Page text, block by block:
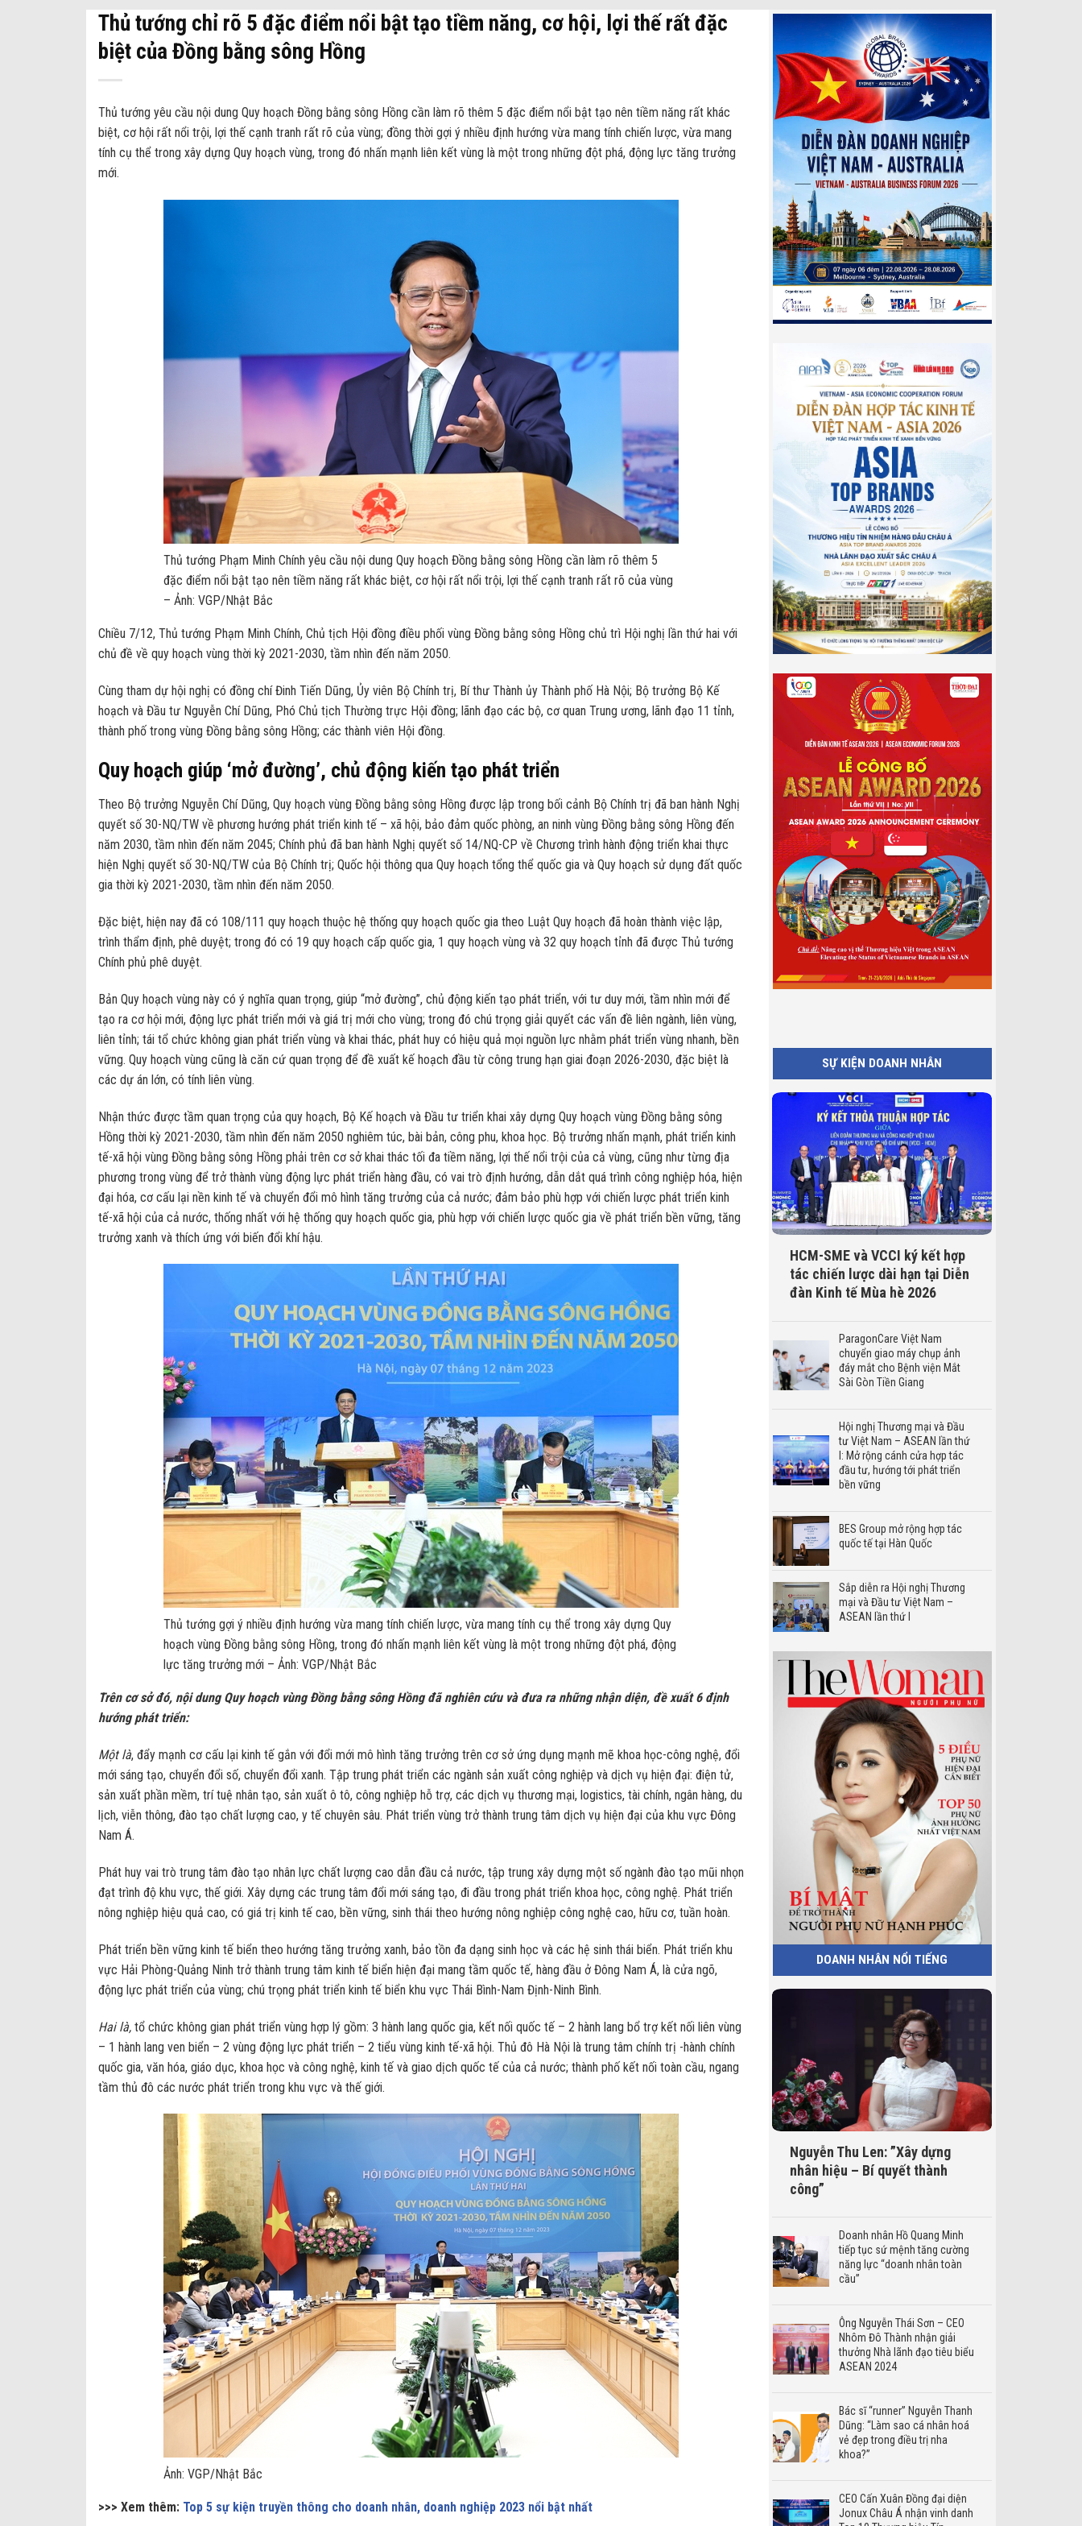
Thủ tướng chỉ rõ 5 đặc điểm nổi bật tạo tiềm năng, cơ hội, lợi thế rất đặc
biệt của Đồng bằng sông Hồng
Thủ tướng yêu cầu nội dung Quy hoạch Đồng bằng sông Hồng cần làm rõ thêm 5 đặc điểm nổi bật tạo nên tiềm năng rất khác
biệt, cơ hội rất nổi trội, lợi thế cạnh tranh rất rõ của vùng; đồng thời gợi ý nhiều định hướng vừa mang tính chiến lược, vừa mang
tính cụ thể trong xây dựng Quy hoạch vùng, trong đó nhấn mạnh liên kết vùng là một trong những đột phá, động lực tăng trưởng
mới.
Thủ tướng Phạm Minh Chính yêu cầu nội dung Quy hoạch Đồng bằng sông Hồng cần làm rõ thêm 5
đặc điểm nổi bật tạo nên tiềm năng rất khác biệt, cơ hội rất nổi trội, lợi thế cạnh tranh rất rõ của vùng
– Ảnh: VGP/Nhật Bắc
Chiều 7/12, Thủ tướng Phạm Minh Chính, Chủ tịch Hội đồng điều phối vùng Đồng bằng sông Hồng chủ trì Hội nghị lần thứ hai với
chủ đề về quy hoạch vùng thời kỳ 2021-2030, tầm nhìn đến năm 2050.
Cùng tham dự hội nghị có đồng chí Đinh Tiến Dũng, Ủy viên Bộ Chính trị, Bí thư Thành ủy Thành phố Hà Nội; Bộ trưởng Bộ Kế
hoạch và Đầu tư Nguyễn Chí Dũng, Phó Chủ tịch Thường trực Hội đồng; lãnh đạo các bộ, cơ quan Trung ương, lãnh đạo 11 tỉnh,
thành phố trong vùng Đồng bằng sông Hồng; các thành viên Hội đồng.
Quy hoạch giúp ‘mở đường’, chủ động kiến tạo phát triển
Theo Bộ trưởng Nguyễn Chí Dũng, Quy hoạch vùng Đồng bằng sông Hồng được lập trong bối cảnh Bộ Chính trị đã ban hành Nghị
quyết số 30-NQ/TW về phương hướng phát triển kinh tế – xã hội, bảo đảm quốc phòng, an ninh vùng Đồng bằng sông Hồng đến
năm 2030, tầm nhìn đến năm 2045; Chính phủ đã ban hành Nghị quyết số 14/NQ-CP về Chương trình hành động triển khai thực
hiện Nghị quyết số 30-NQ/TW của Bộ Chính trị; Quốc hội thông qua Quy hoạch tổng thể quốc gia và Quy hoạch sử dụng đất quốc
gia thời kỳ 2021-2030, tầm nhìn đến năm 2050.
Đặc biệt, hiện nay đã có 108/111 quy hoạch thuộc hệ thống quy hoạch quốc gia theo Luật Quy hoạch đã hoàn thành việc lập,
trình thẩm định, phê duyệt; trong đó có 19 quy hoạch cấp quốc gia, 1 quy hoạch vùng và 32 quy hoạch tỉnh đã được Thủ tướng
Chính phủ phê duyệt.
Bản Quy hoạch vùng này có ý nghĩa quan trọng, giúp “mở đường”, chủ động kiến tạo phát triển, với tư duy mới, tầm nhìn mới để
tạo ra cơ hội mới, động lực phát triển mới và giá trị mới cho vùng; trong đó chú trọng giải quyết các vấn đề liên ngành, liên vùng,
liên tỉnh; tái tổ chức không gian phát triển vùng và khai thác, phát huy có hiệu quả mọi nguồn lực nhằm phát triển vùng nhanh, bền
vững. Quy hoạch vùng cũng là căn cứ quan trọng để đề xuất kế hoạch đầu từ công trung hạn giai đoạn 2026-2030, đặc biệt là
các dự án lớn, có tính liên vùng.
Nhận thức được tầm quan trọng của quy hoạch, Bộ Kế hoạch và Đầu tư triển khai xây dựng Quy hoạch vùng Đồng bằng sông
Hồng thời kỳ 2021-2030, tầm nhìn đến năm 2050 nghiêm túc, bài bản, công phu, khoa học. Bộ trưởng nhấn mạnh, phát triển kinh
tế-xã hội vùng Đồng bằng sông Hồng phải trên cơ sở khai thác tối đa tiềm năng, lợi thế nổi trội của cả vùng, cũng như từng địa
phương trong vùng để trở thành vùng động lực phát triển hàng đầu, có vai trò định hướng, dẫn dắt quá trình công nghiệp hóa, hiện
đại hóa, cơ cấu lại nền kinh tế và chuyển đổi mô hình tăng trưởng của cả nước; đảm bảo phù hợp với chiến lược phát triển kinh
tế-xã hội của cả nước, thống nhất với hệ thống quy hoạch quốc gia, phù hợp với chiến lược quốc gia về phát triển bền vững, tăng
trưởng xanh và thích ứng với biến đổi khí hậu.
Thủ tướng gợi ý nhiều định hướng vừa mang tính chiến lược, vừa mang tính cụ thể trong xây dựng Quy
hoạch vùng Đồng bằng sông Hồng, trong đó nhấn mạnh liên kết vùng là một trong những đột phá, động
lực tăng trưởng mới – Ảnh: VGP/Nhật Bắc
Trên cơ sở đó, nội dung Quy hoạch vùng Đồng bằng sông Hồng đã nghiên cứu và đưa ra những nhận diện, đề xuất 6 định
hướng phát triển:
Một là, đẩy mạnh cơ cấu lại kinh tế gắn với đổi mới mô hình tăng trưởng trên cơ sở ứng dụng mạnh mẽ khoa học-công nghệ, đổi
mới sáng tạo, chuyển đổi số, chuyển đổi xanh. Tập trung phát triển các ngành sản xuất công nghiệp và dịch vụ hiện đại: điện tử,
sản xuất phần mềm, trí tuệ nhân tạo, sản xuất ô tô, công nghiệp hỗ trợ, các dịch vụ thương mại, logistics, tài chính, ngân hàng, du
lịch, viễn thông, đào tạo chất lượng cao, y tế chuyên sâu. Phát triển vùng trở thành trung tâm dịch vụ hiện đại của khu vực Đông
Nam Á.
Phát huy vai trò trung tâm đào tạo nhân lực chất lượng cao dẫn đầu cả nước, tập trung xây dựng một số ngành đào tạo mũi nhọn
đạt trình độ khu vực, thế giới. Xây dựng các trung tâm đổi mới sáng tạo, đi đầu trong phát triển khoa học, công nghệ. Phát triển
nông nghiệp hiệu quả cao, có giá trị kinh tế cao, bền vững, sinh thái theo hướng nông nghiệp công nghệ cao, hữu cơ, tuần hoàn.
Phát triển bền vững kinh tế biển theo hướng tăng trưởng xanh, bảo tồn đa dạng sinh học và các hệ sinh thái biển. Phát triển khu
vực Hải Phòng-Quảng Ninh trở thành trung tâm kinh tế biển hiện đại mang tầm quốc tế, hàng đầu ở Đông Nam Á, là cửa ngõ,
động lực phát triển của vùng; chú trọng phát triển kinh tế biển khu vực Thái Bình-Nam Định-Ninh Bình.
Hai là, tổ chức không gian phát triển vùng hợp lý gồm: 3 hành lang quốc gia, kết nối quốc tế – 2 hành lang bổ trợ kết nối liên vùng
– 1 hành lang ven biển – 2 vùng động lực phát triển – 2 tiểu vùng kinh tế-xã hội. Thủ đô Hà Nội là trung tâm chính trị -hành chính
quốc gia, văn hóa, giáo dục, khoa học và công nghệ, kinh tế và giao dịch quốc tế của cả nước; thành phố kết nối toàn cầu, ngang
tầm thủ đô các nước phát triển trong khu vực và thế giới.
Ảnh: VGP/Nhật Bắc
>>> Xem thêm: Top 5 sự kiện truyền thông cho doanh nhân, doanh nghiệp 2023 nổi bật nhất
SỰ KIỆN DOANH NHÂN
HCM-SME và VCCI ký kết hợp
tác chiến lược dài hạn tại Diễn
đàn Kinh tế Mùa hè 2026
ParagonCare Việt Nam
chuyển giao máy chụp ảnh
đáy mắt cho Bệnh viện Mắt
Sài Gòn Tiền Giang
Hội nghị Thương mại và Đầu
tư Việt Nam – ASEAN lần thứ
I: Mở rộng cánh cửa hợp tác
đầu tư, hướng tới phát triển
bền vững
BES Group mở rộng hợp tác
quốc tế tại Hàn Quốc
Sắp diễn ra Hội nghị Thương
mại và Đầu tư Việt Nam –
ASEAN lần thứ I
DOANH NHÂN NỔI TIẾNG
Nguyễn Thu Len: ”Xây dựng
nhân hiệu – Bí quyết thành
công”
Doanh nhân Hồ Quang Minh
tiếp tục sứ mệnh tăng cường
năng lực “doanh nhân toàn
cầu”
Ông Nguyễn Thái Sơn – CEO
Nhôm Đô Thành nhận giải
thưởng Nhà lãnh đạo tiêu biểu
ASEAN 2024
Bác sĩ “runner” Nguyễn Thanh
Dũng: “Làm sao cá nhân hoá
vẻ đẹp trong điều trị nha
khoa?”
CEO Cấn Xuân Đồng đại diện
Jonux Châu Á nhận vinh danh